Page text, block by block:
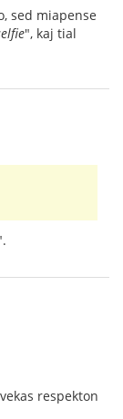
sed miapense
", kaj tial
respekton